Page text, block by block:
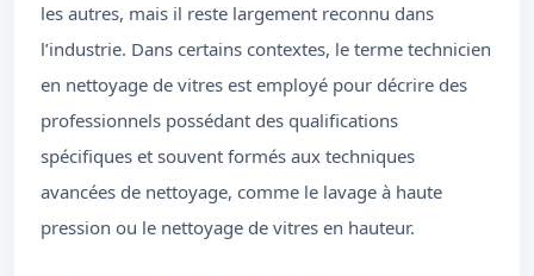
les autres, mais il reste largement reconnu dans
l’industrie. Dans certains contextes, le terme technicien
en nettoyage de vitres est employé pour décrire des
professionnels possédant des qualifications
spécifiques et souvent formés aux techniques
avancées de nettoyage, comme le lavage à haute
pression ou le nettoyage de vitres en hauteur.